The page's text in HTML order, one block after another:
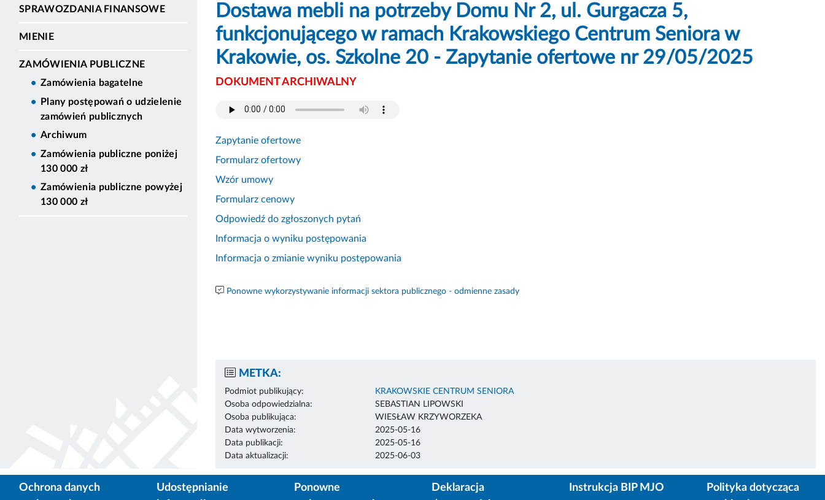
SPRAWOZDANIA FINANSOWE
MIENIE
ZAMÓWIENIA PUBLICZNE
Zamówienia bagatelne
Plany postępowań o udzielenie
zamówień publicznych
Archiwum
Zamówienia publiczne poniżej
130 000 zł
Zamówienia publiczne powyżej
130 000 zł
Dostawa mebli na potrzeby Domu Nr 2, ul. Gurgacza 5,
funkcjonującego w ramach Krakowskiego Centrum Seniora w
Krakowie, os. Szkolne 20 - Zapytanie ofertowe nr 29/05/2025
DOKUMENT ARCHIWALNY
Zapytanie ofertowe
Formularz ofertowy
Wzór umowy
Formularz cenowy
Odpowiedź do zgłoszonych pytań
Informacja o wyniku postępowania
Informacja o zmianie wyniku postępowania
Ponowne wykorzystywanie informacji sektora publicznego - odmienne zasady
METKA:
Podmiot publikujący:
KRAKOWSKIE CENTRUM SENIORA
Osoba odpowiedzialna:
SEBASTIAN LIPOWSKI
Osoba publikująca:
WIESŁAW KRZYWORZEKA
Data wytworzenia:
2025-05-16
Data publikacji:
2025-05-16
Data aktualizacji:
2025-06-03
Ochrona danych
Udostępnianie
Ponowne
Deklaracja
Instrukcja BIP MJO
Polityka dotycząca